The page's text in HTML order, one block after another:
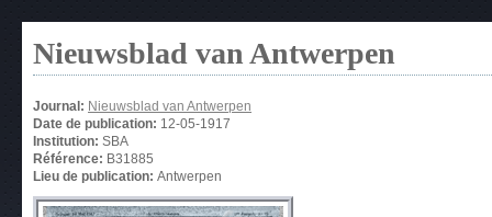
Nieuwsblad van Antwerpen
Journal: Nieuwsblad van Antwerpen
Date de publication: 12-05-1917
Institution: SBA
Référence: B31885
Lieu de publication: Antwerpen